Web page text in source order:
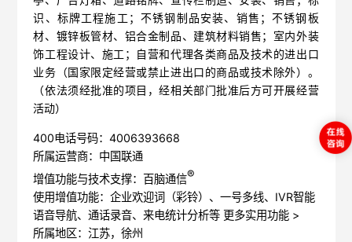
识、标牌工程施工；不锈钢制品安装、销售；不锈钢板
材、镀锌板管材、铝合金制品、建筑材料销售；室内外装
饰工程设计、施工；自营和代理各类商品及技术的进出口
业务（国家限定经营或禁止进出口的商品或技术除外）。
（依法须经批准的项目，经相关部门批准后方可开展经营
活动）
400电话号码：4006393668
所属运营商：中国联通
增值功能与技术支撑：百脑通信®
使用增值功能：企业欢迎词（彩铃）、一号多线、IVR智能
语音导航、通话录音、来电统计分析等 更多实用功能 >
所属地区：江苏，徐州